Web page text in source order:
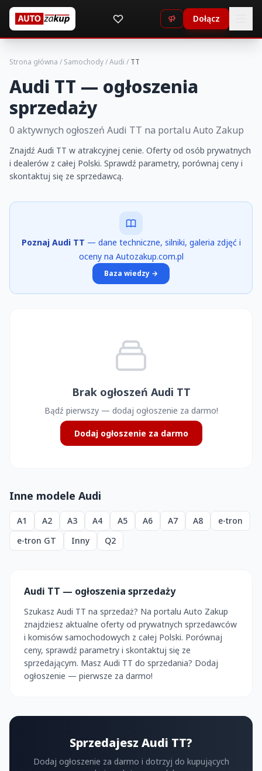
Dołącz
Strona główna / Samochody/Audi / TT
Audi TT — ogłoszenia
sprzedaży
0 aktywnych ogłoszeń Audi TT na portalu Auto Zakup
Znajdź Audi TT w atrakcyjnej cenie. Oferty od osób prywatnych
i dealerów z całej Polski. Sprawdź parametry, porównaj ceny i
skontaktuj się ze sprzedawcą.
Poznaj Audi TT — dane techniczne, silniki, galeria zdjęć i
oceny na Autozakup.com.pl
Baza wiedzy →
Brak ogłoszeń Audi TT
Bądź pierwszy — dodaj ogłoszenie za darmo!
Dodaj ogłoszenie za darmo
Inne modele Audi
A1 A2 A3 A4 A5 A6 A7 A8
e-tron
e-tron GT
Inny Q2
Audi TT — ogłoszenia sprzedaży
Szukasz Audi TT na sprzedaż? Na portalu Auto Zakup
znajdziesz aktualne oferty od prywatnych sprzedawców
i komisów samochodowych z całej Polski. Porównaj
ceny, sprawdź parametry i skontaktuj się ze
sprzedającym. Masz Audi TT do sprzedania? Dodaj
ogłoszenie — pierwsze za darmo!
Sprzedajesz Audi TT?
Dodaj ogłoszenie za darmo i dotrzyj do kupujących